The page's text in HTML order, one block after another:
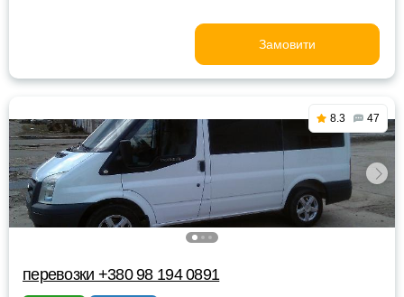
Замовити
8.3 47
перевозки +380 98 194 0891